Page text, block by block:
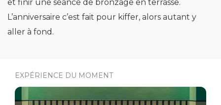
et finir une séance de bronzage en terrasse.
L’anniversaire c’est fait pour kiffer, alors autant y
aller à fond.
EXPÉRIENCE DU MOMENT